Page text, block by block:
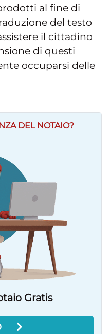
al fine di
del testo
il cittadino
di questi
occuparsi delle
DEL NOTAIO?
Gratis